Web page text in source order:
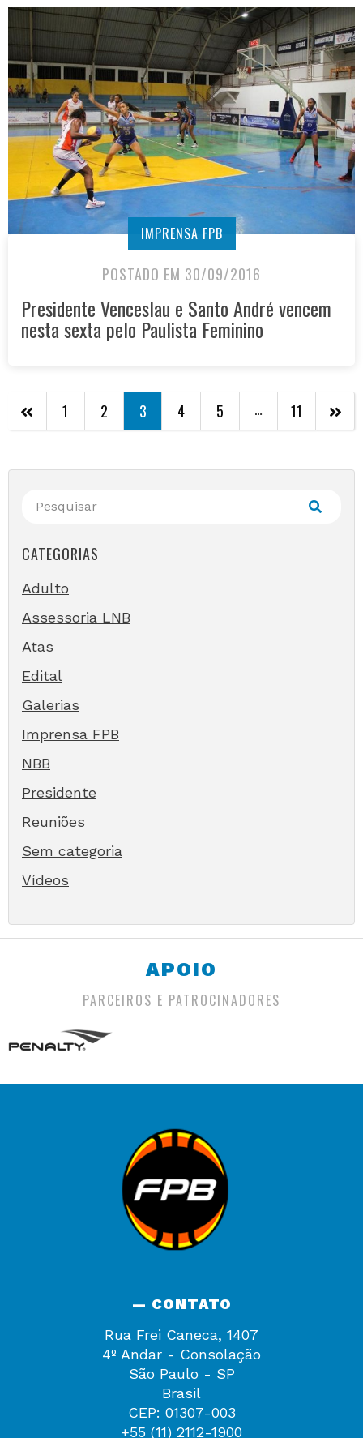
IMPRENSA FPB
POSTADO EM 30/09/2016
Presidente Venceslau e Santo André vencem
nesta sexta pelo Paulista Feminino
1 2 3 4 5 … 11
CATEGORIAS
Adulto
Assessoria LNB
Atas
Edital
Galerias
Imprensa FPB
NBB
Presidente
Reuniões
Sem categoria
Vídeos
APOIO
PARCEIROS E PATROCINADORES
— CONTATO
Rua Frei Caneca, 1407
4º Andar - Consolação
São Paulo - SP
Brasil
CEP: 01307-003
+55 (11) 2112-1900